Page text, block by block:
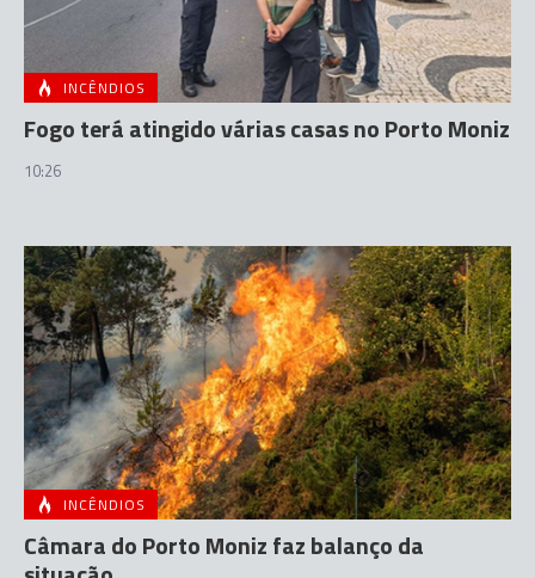
INCÊNDIOS
Fogo terá atingido várias casas no Porto Moniz
10:26
INCÊNDIOS
Câmara do Porto Moniz faz balanço da